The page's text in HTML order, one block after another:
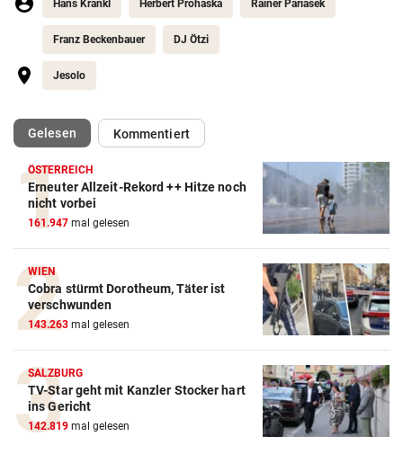
Hans Krankl Herbert Prohaska Rainer Pariasek
Franz Beckenbauer DJ Ötzi
Jesolo
Gelesen(ausgewählt)Kommentiert
ÖSTERREICH
Erneuter Allzeit-Rekord ++ Hitze noch
nicht vorbei
161.947 mal gelesen
WIEN
Cobra stürmt Dorotheum, Täter ist
verschwunden
143.263 mal gelesen
SALZBURG
TV-Star geht mit Kanzler Stocker hart
ins Gericht
142.819 mal gelesen